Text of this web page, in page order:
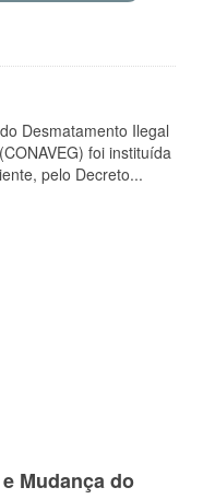
Desmatamento Ilegal
foi instituída
pelo Decreto...
Mudança do